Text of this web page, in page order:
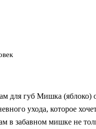
для губ Мишка (яблоко)
ухода, которое
в забавном мишке не